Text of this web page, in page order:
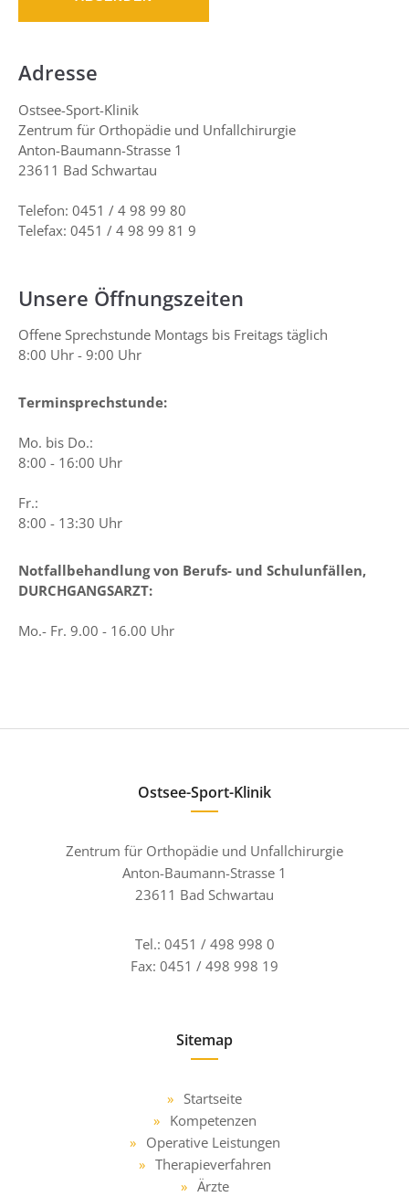
Adresse
Ostsee-Sport-Klinik
Zentrum für Orthopädie und Unfallchirurgie
Anton-Baumann-Strasse 1
23611 Bad Schwartau
Telefon: 0451 / 4 98 99 80
Telefax: 0451 / 4 98 99 81 9
Unsere Öffnungszeiten
Offene Sprechstunde Montags bis Freitags täglich
8:00 Uhr - 9:00 Uhr
Terminsprechstunde:
Mo. bis Do.:
8:00 - 16:00 Uhr
Fr.:
8:00 - 13:30 Uhr
Notfallbehandlung von Berufs- und Schulunfällen,
DURCHGANGSARZT:
Mo.- Fr. 9.00 - 16.00 Uhr
Ostsee-Sport-Klinik
Zentrum für Orthopädie und Unfallchirurgie
Anton-Baumann-Strasse 1
23611 Bad Schwartau
Tel.: 0451 / 498 998 0
Fax: 0451 / 498 998 19
Sitemap
Startseite
Kompetenzen
Operative Leistungen
Therapieverfahren
Ärzte